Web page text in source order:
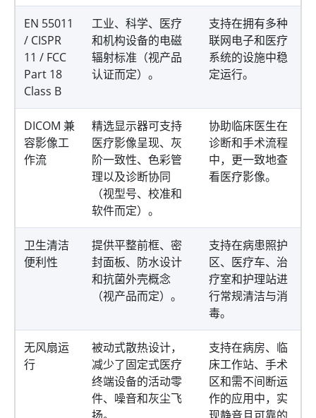
EN 55011
/ CISPR
11 / FCC
Part 18
Class B
工业、科学、医疗
和机构设备的电磁
辐射标准（视产品
认证而定）。
支持在拥有多种
联网电子和医疗
系统的设施中稳
定运行。
DICOM 兼
容影像工
作流
精选显示器可支持
医疗影像呈现、灰
阶一致性、色彩管
理以及诊断协同
（视型号、校准和
软件而定）。
协助临床医生在
诊断和手术流程
中，更一致地查
看医疗影像。
卫生清洁
便利性
提供平整前框、密
封面板、防水设计
和抗菌外壳概念
（视产品而定）。
支持在病患照护
区、医疗车、治
疗室和护理站进
行常规清洁与消
毒。
无风扇运
行
被动式散热设计，
减少了固定式医疗
终端设备的活动零
件、噪音和灰尘飞
支持在病房、临
床工作站、手术
区和需不间断运
作的应用中，实